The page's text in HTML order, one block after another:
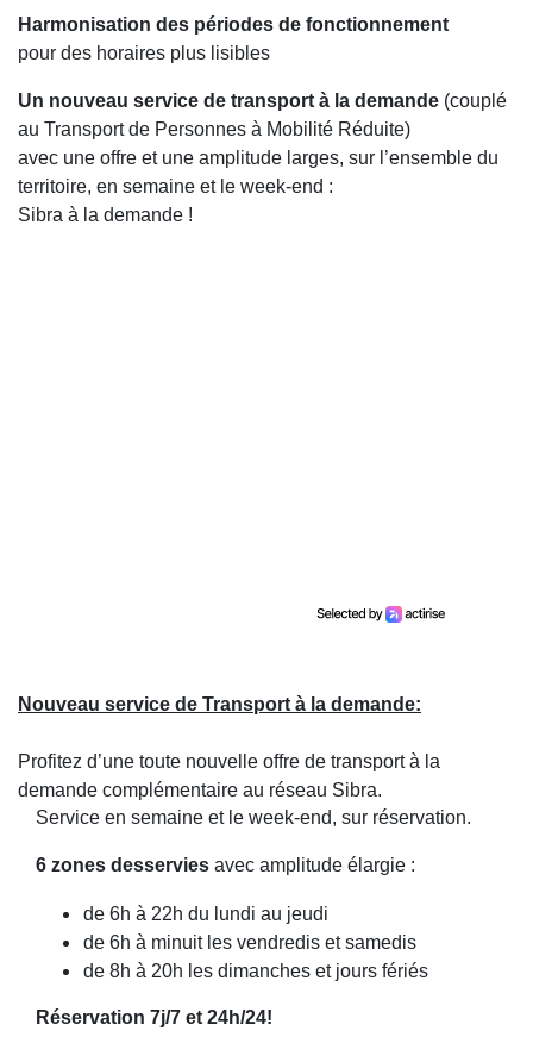
Harmonisation des périodes de fonctionnement
pour des horaires plus lisibles
Un nouveau service de transport à la demande (couplé
au Transport de Personnes à Mobilité Réduite)
avec une offre et une amplitude larges, sur l’ensemble du
territoire, en semaine et le week-end :
Sibra à la demande !
Nouveau service de Transport à la demande:
Profitez d’une toute nouvelle offre de transport à la
demande complémentaire au réseau Sibra.
Service en semaine et le week-end, sur réservation.
6 zones desservies avec amplitude élargie :
de 6h à 22h du lundi au jeudi
de 6h à minuit les vendredis et samedis
de 8h à 20h les dimanches et jours fériés
Réservation 7j/7 et 24h/24!